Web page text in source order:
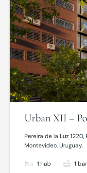
Urban XII –
Pereira de la Luz 1220,
Montevideo, Uruguay.
1hab 1